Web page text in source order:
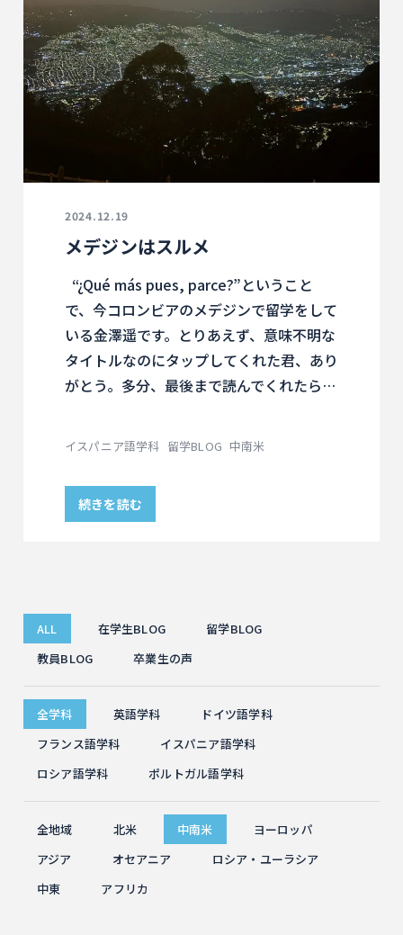
2024.12.19
メデジンはスルメ
“¿Qué más pues, parce?”ということ
で、今コロンビアのメデジンで留学をして
いる金澤遥です。とりあえず、意味不明な
タイトルなのにタップしてくれた君、あり
がとう。多分、最後まで読んでくれたら…
イスパニア語学科 留学BLOG 中南米
続きを読む
ALL 在学生BLOG
留学BLOG
教員BLOG
卒業生の声
全学科 英語学科
ドイツ語学科
フランス語学科
イスパニア語学科
ロシア語学科
ポルトガル語学科
全地域 北米 中南米
ヨーロッパ
アジア
オセアニア
ロシア・ユーラシア
中東
アフリカ